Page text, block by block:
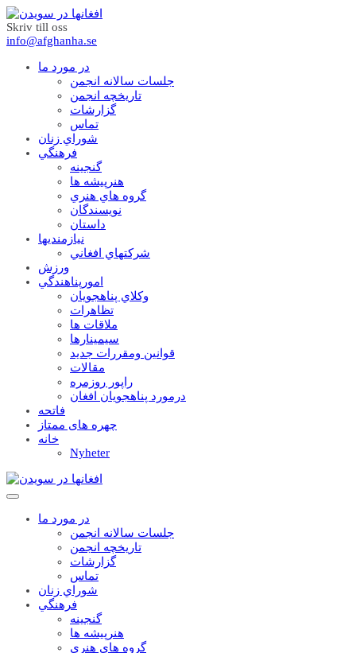
Skriv till oss
info@afghanha.se
در مورد ما
جلسات سالانه انجمن
تاریخچه انجمن
گزارشات
تماس
شوراي زنان
فرهنگي
گنجينه
هنرپيشه ها
گروه هاي هنري
نويسندگان
داستان
نيازمنديها
شرکتهاي افغاني
ورزش
امورپناهندگي
وکلاي پناهجويان
تظاهرات
ملاقات ها
سيمينارها
قوانين ومقررات جديد
مقالات
راپور روزمره
درمورد پناهجويان افغان
فاتحه
چهره های ممتاز
خانه
Nyheter
در مورد ما
جلسات سالانه انجمن
تاریخچه انجمن
گزارشات
تماس
شوراي زنان
فرهنگي
گنجينه
هنرپيشه ها
گروه هاي هنري